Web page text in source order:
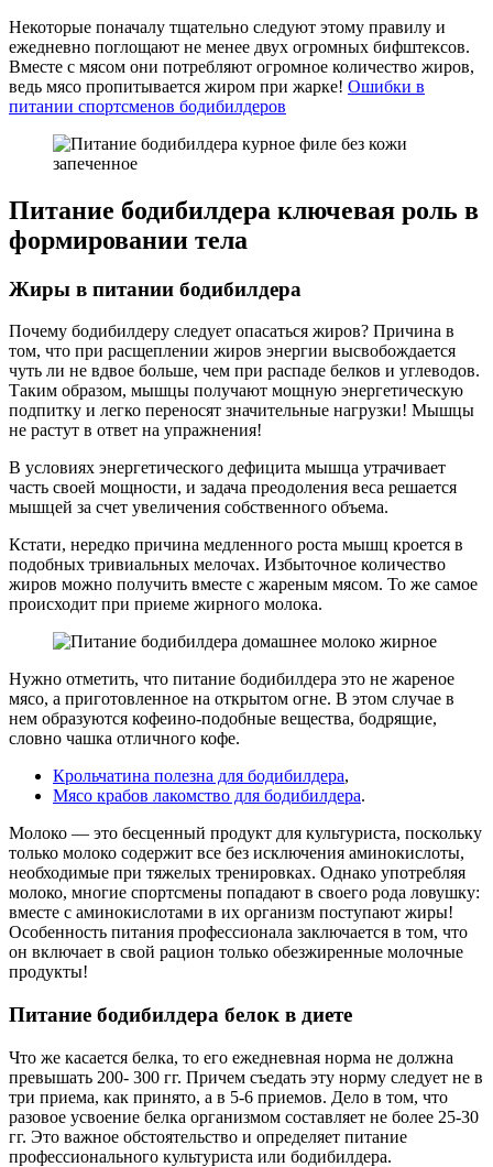
Некоторые поначалу тщательно следуют этому правилу и
ежедневно поглощают не менее двух огромных бифштексов.
Вместе с мясом они потребляют огромное количество жиров,
ведь мясо пропитывается жиром при жарке! Ошибки в
питании спортсменов бодибилдеров
Питание бодибилдера ключевая роль в
формировании тела
Жиры в питании бодибилдера
Почему бодибилдеру следует опасаться жиров? Причина в
том, что при расщеплении жиров энергии высвобождается
чуть ли не вдвое больше, чем при распаде белков и углеводов.
Таким образом, мышцы получают мощную энергетическую
подпитку и легко переносят значительные нагрузки! Мышцы
не растут в ответ на упражнения!
В условиях энергетического дефицита мышца утрачивает
часть своей мощности, и задача преодоления веса решается
мышцей за счет увеличения собственного объема.
Кстати, нередко причина медленного роста мышц кроется в
подобных тривиальных мелочах. Избыточное количество
жиров можно получить вместе с жареным мясом. То же самое
происходит при приеме жирного молока.
Нужно отметить, что питание бодибилдера это не жареное
мясо, а приготовленное на открытом огне. В этом случае в
нем образуются кофеино-подобные вещества, бодрящие,
словно чашка отличного кофе.
Крольчатина полезна для бодибилдера,
Мясо крабов лакомство для бодибилдера.
Молоко — это бесценный продукт для культуриста, поскольку
только молоко содержит все без исключения аминокислоты,
необходимые при тяжелых тренировках. Однако употребляя
молоко, многие спортсмены попадают в своего рода ловушку:
вместе с аминокислотами в их организм поступают жиры!
Особенность питания профессионала заключается в том, что
он включает в свой рацион только обезжиренные молочные
продукты!
Питание бодибилдера белок в диете
Что же касается белка, то его ежедневная норма не должна
превышать 200- 300 гг. Причем съедать эту норму следует не в
три приема, как принято, а в 5-6 приемов. Дело в том, что
разовое усвоение белка организмом составляет не более 25-30
гг. Это важное обстоятельство и определяет питание
профессионального культуриста или бодибилдера.